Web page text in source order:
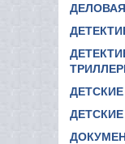
ДЕТСКИЕ